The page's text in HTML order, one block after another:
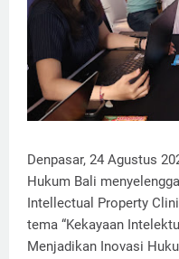
Denpasar, 24 Agustus
Hukum Bali
Intellectual Property
tema “Kekayaan
Menjadikan Inovasi